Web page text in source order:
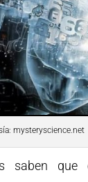
mysteryscience.net
saben que